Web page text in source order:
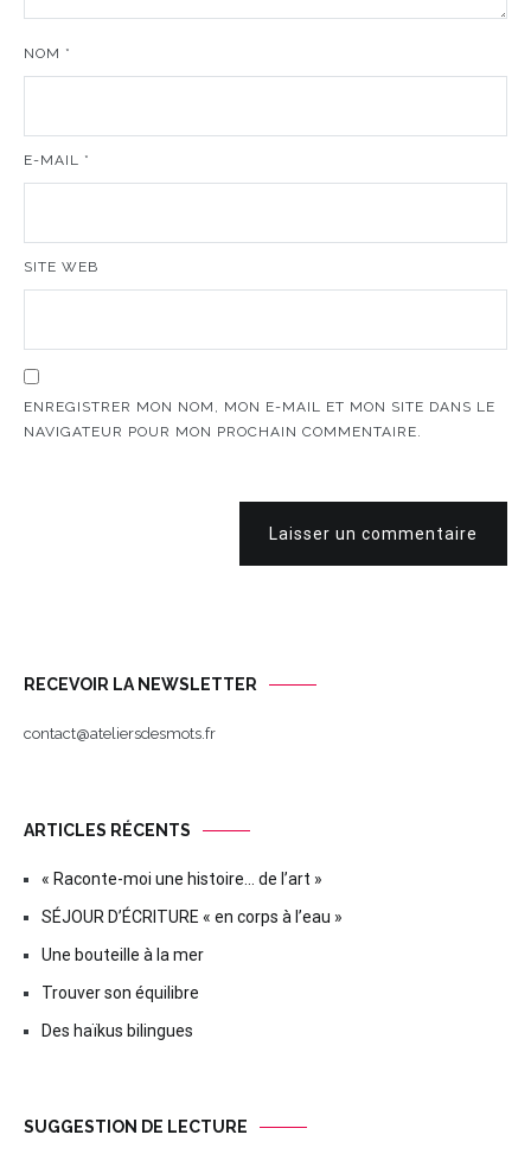
NOM *
E-MAIL *
SITE WEB
ENREGISTRER MON NOM, MON E-MAIL ET MON SITE DANS LE
NAVIGATEUR POUR MON PROCHAIN COMMENTAIRE.
Laisser un commentaire
RECEVOIR LA NEWSLETTER
contact@ateliersdesmots.fr
ARTICLES RÉCENTS
« Raconte-moi une histoire… de l’art »
SÉJOUR D’ÉCRITURE « en corps à l’eau »
Une bouteille à la mer
Trouver son équilibre
Des haïkus bilingues
SUGGESTION DE LECTURE